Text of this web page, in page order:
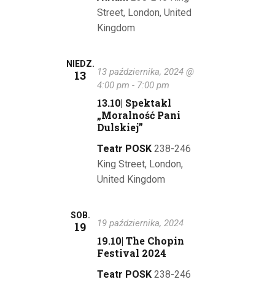
Street, London, United
Kingdom
NIEDZ.
13
13.10| Spektakl
„Moralność Pani
Dulskiej”
13 października, 2024 @
4:00 pm - 7:00 pm
Teatr POSK 238-246
King Street, London,
United Kingdom
SOB.
19
19.10| The Chopin
Festival 2024
19 października, 2024
Teatr POSK 238-246